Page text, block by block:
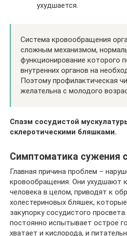
ухудшается.
Система кровообращения
сложным механизмом,
функционирование которого
внутренних органов на
Поэтому профилактическая
желательна с молодого
Спазм сосудистой
склеротическими бляшками.
Симптоматика сужения
Главная причина проблем –
кровообращения. Они ухудшают
человека в целом, приводят к
холестериновых бляшек,
закупорку сосудистого
постоянно испытывает острое
хватает и кислорода, и